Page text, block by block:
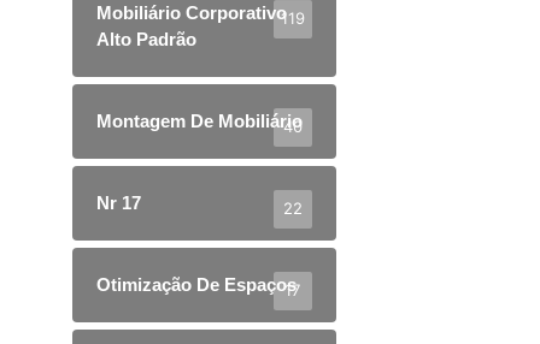
Mobiliário Corporativo
Alto Padrão
119
Montagem De Mobiliário
40
Nr 17 22
Otimização De Espaços
17